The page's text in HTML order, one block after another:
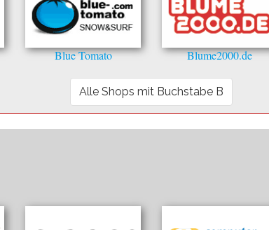
Blue Tomato Blume2000.de
Alle Shops mit Buchstabe B